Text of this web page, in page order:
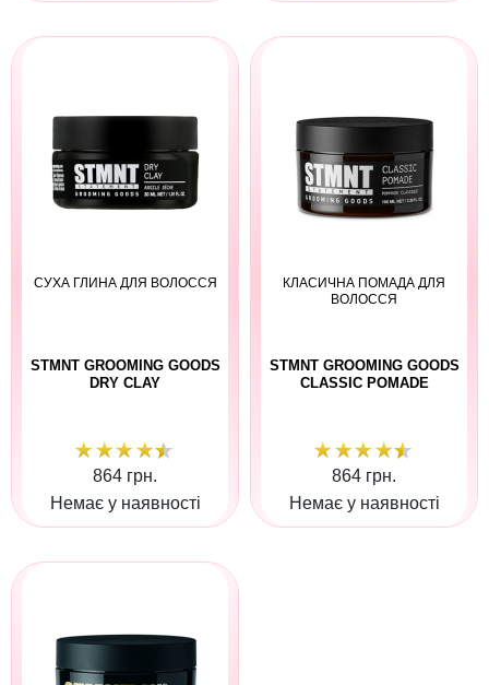
СУХА ГЛИНА ДЛЯ ВОЛОССЯ
STMNT GROOMING GOODS
DRY CLAY
864 грн.
Немає у наявності
КЛАСИЧНА ПОМАДА ДЛЯ
ВОЛОССЯ
STMNT GROOMING GOODS
CLASSIC POMADE
864 грн.
Немає у наявності